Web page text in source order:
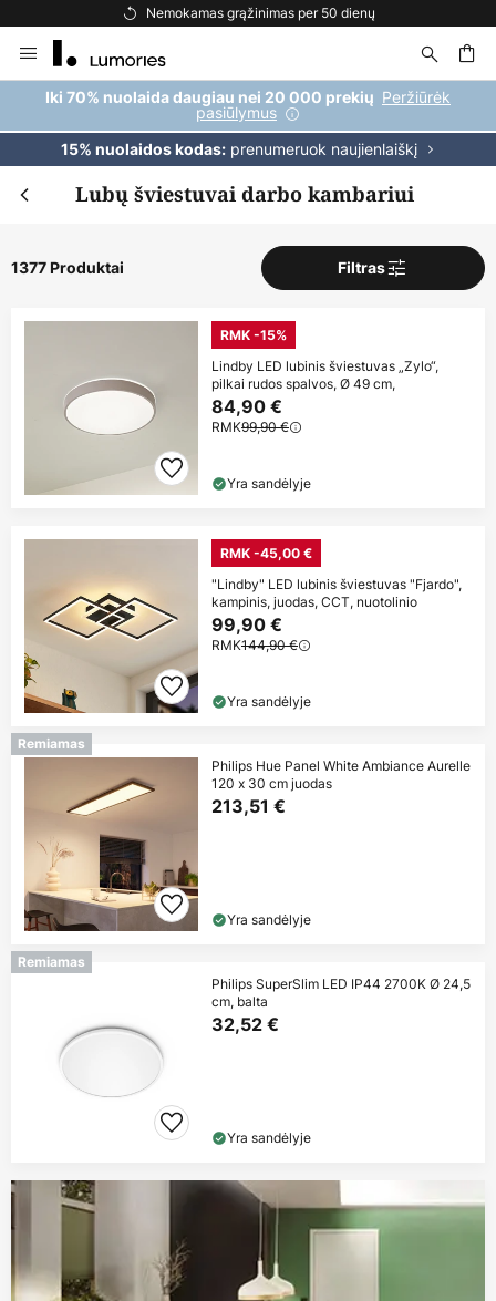
Nemokamas pristatymas užsakymams, viršijantiems 69 €
to
Content
Iki 70% nuolaida daugiau nei 20 000 prekių Peržiūrėk
pasiūlymus
15% nuolaidos kodas:prenumeruok naujienlaiškį
Lubų šviestuvai darbo kambariui
1377 Produktai Filtras
RMK -15%
Lindby LED lubinis šviestuvas „Zylo“,
pilkai rudos spalvos, Ø 49 cm,
84,90 €
RMK99,90 €
Yra sandėlyje
RMK -45,00 €
"Lindby" LED lubinis šviestuvas "Fjardo",
kampinis, juodas, CCT, nuotolinio
99,90 €
RMK144,90 €
Yra sandėlyje
Remiamas
Philips Hue Panel White Ambiance Aurelle
120 x 30 cm juodas
213,51 €
Yra sandėlyje
Remiamas
Philips SuperSlim LED IP44 2700K Ø 24,5
cm, balta
32,52 €
Yra sandėlyje